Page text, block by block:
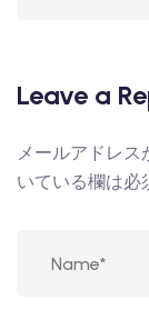
Leave a
メールアドレス
いている欄は必